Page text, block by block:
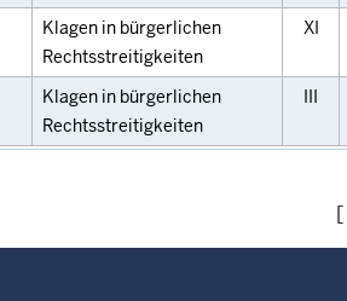
Klagen in bürgerlichen
Rechtsstreitigkeiten
XI
Klagen in bürgerlichen
Rechtsstreitigkeiten
III
[